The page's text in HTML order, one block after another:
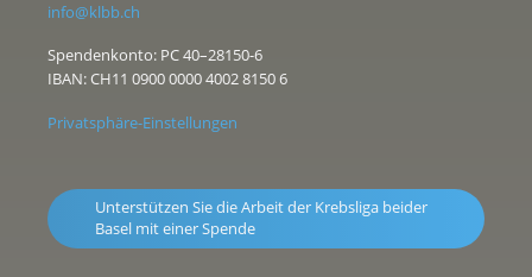
info@klbb.ch
Spendenkonto: PC 40–28150-6
IBAN: CH11 0900 0000 4002 8150 6
Privatsphäre-Einstellungen
Unterstützen Sie die Arbeit der Krebsliga beider
Basel mit einer Spende